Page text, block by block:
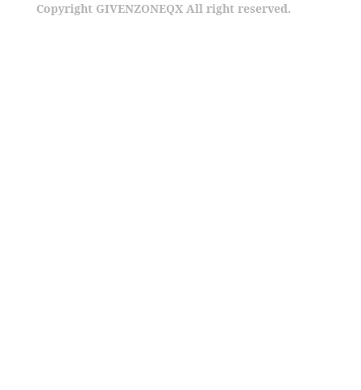
Copyright GIVENZONEQX All right reserved.